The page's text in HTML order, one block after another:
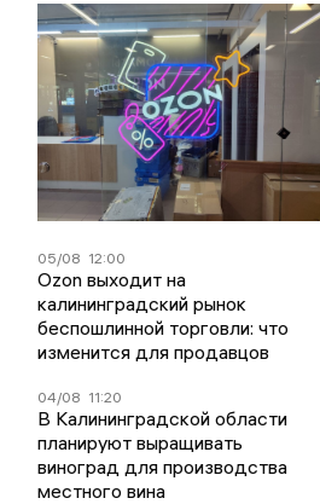
05/08 12:00
Ozon выходит на
калининградский рынок
беспошлинной торговли: что
изменится для продавцов
04/08 11:20
В Калининградской области
планируют выращивать
виноград для производства
местного вина